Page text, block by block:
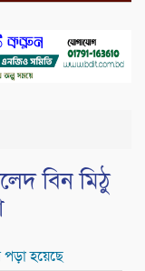
বিন মিঠু
হয়েছে